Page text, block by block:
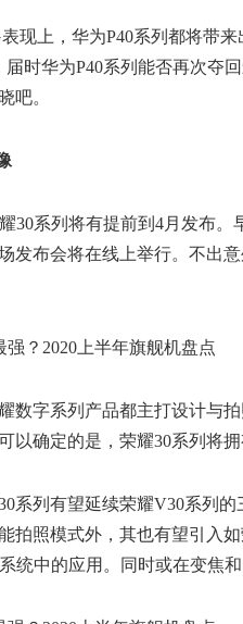
现上，华为P40系列都将带
时华为P40系列能否再次夺
吧。
30系列将有提前到4月发布
发布会将在线上举行。不出
数字系列产品都主打设计与
以确定的是，荣耀30系列将拥
系列有望延续荣耀V30系列
拍照模式外，其也有望引入
统中的应用。同时或在变焦和